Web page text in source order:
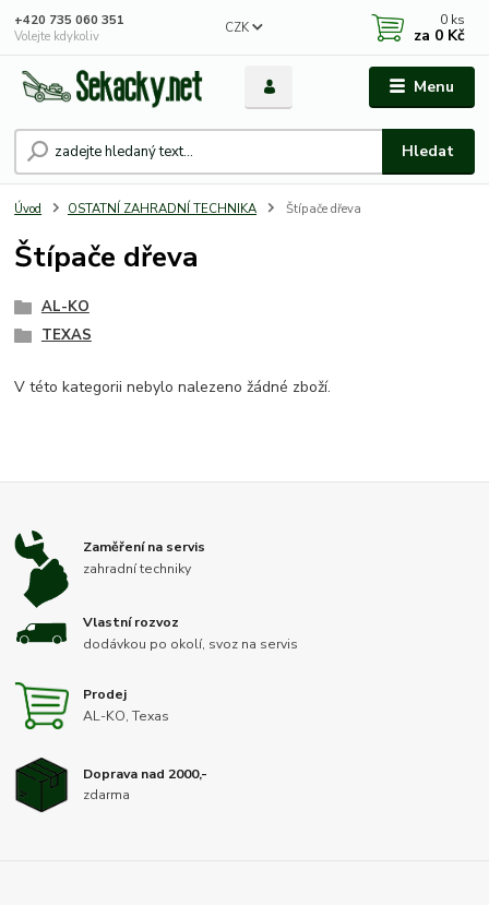
Menu
CZK
Hledat
+420 735 060 351
Volejte kdykoliv
0 ks
za 0 Kč
Úvod OSTATNÍ ZAHRADNÍ TECHNIKA Štípače dřeva
Štípače dřeva
AL-KO
TEXAS
V této kategorii nebylo nalezeno žádné zboží.
Zaměření na servis
zahradní techniky
Vlastní rozvoz
dodávkou po okolí, svoz na servis
Prodej
AL-KO, Texas
Doprava nad 2000,-
zdarma